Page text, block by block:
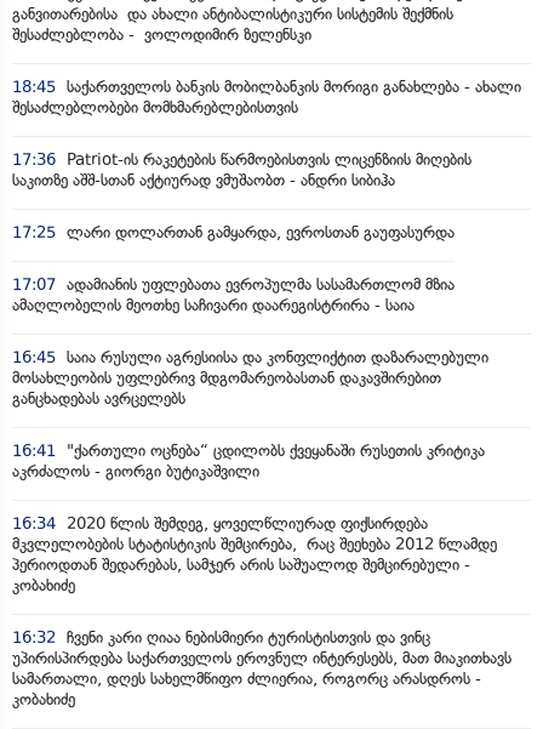
განვითარებისა და ახალი ანტიბალისტიკური სისტემის შექმნის
შესაძლებლობა - ვოლოდიმირ ზელენსკი
18:45 საქართველოს ბანკის მობილბანკის მორიგი განახლება - ახალი
შესაძლებლობები მომხმარებლებისთვის
17:36
Patriot-ის რაკეტების წარმოებისთვის ლიცენზიის მიღების
საკითზე აშშ-სთან აქტიურად ვმუშაობთ - ანდრი სიბიჰა
17:25 ლარი დოლართან გამყარდა, ევროსთან გაუფასურდა
17:07 ადამიანის უფლებათა ევროპულმა სასამართლომ მზია
ამაღლობელის მეოთხე საჩივარი დაარეგისტრირა - საია
16:45 საია რუსული აგრესიისა და კონფლიქტით დაზარალებული
მოსახლეობის უფლებრივ მდგომარეობასთან დაკავშირებით
განცხადებას ავრცელებს
16:41
"ქართული ოცნება“ ცდილობს ქვეყანაში რუსეთის კრიტიკა
აკრძალოს - გიორგი ბუტიკაშვილი
16:34
2020 წლის შემდეგ, ყოველწლიურად ფიქსირდება
მკვლელობების სტატისტიკის შემცირება, რაც შეეხება 2012 წლამდე
პერიოდთან შედარებას, სამჯერ არის საშუალოდ შემცირებული -
კობახიძე
16:32
ჩვენი კარი ღიაა ნებისმიერი ტურისტისთვის და ვინც
უპირისპირდება საქართველოს ეროვნულ ინტერესებს, მათ მიაკითხავს
სამართალი, დღეს სახელმწიფო ძლიერია, როგორც არასდროს -
კობახიძე